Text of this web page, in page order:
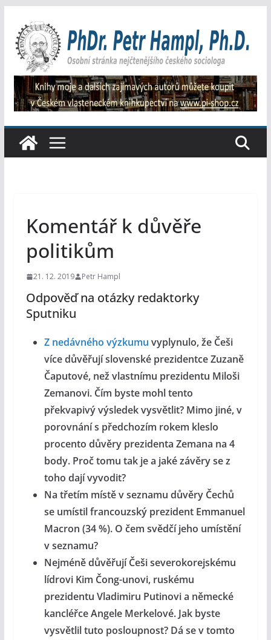
obsah
Komentář k důvěře
politikům
21. 12. 2019 Petr Hampl
Odpověď na otázky redaktorky
Sputniku
Z nedávného výzkumu vyplynulo, že Češi
více důvěřují slovenské prezidentce Zuzaně
Čaputové, než vlastnímu prezidentu Miloši
Zemanovi. Čím byste mohl tento
překvapivý výsledek vysvětlit? Mimo jiné, v
porovnání s předchozím rokem kleslo
procento důvěry prezidenta Zemana na 4
body. Proč tomu tak je a jaké závěry se z
toho dají vyvodit?
Na třetím místě v seznamu důvěry Čechů
se umístil francouzský prezident Emmanuel
Macron (34 %). O čem svědčí jeho umístění
v seznamu?
Nejméně důvěřují Češi severokorejskému
lídrovi Kim Čong-unovi, ruskému
prezidentu Vladimiru Putinovi a německé
kancléřce Angele Merkelové. Jak byste
vysvětlil tuto posloupnost? Dá se v tomto